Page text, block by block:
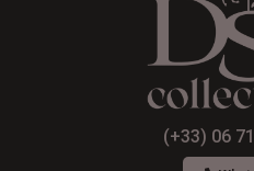
(+33) 06